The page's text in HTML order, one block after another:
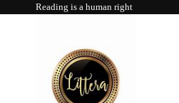
Reading is a human right